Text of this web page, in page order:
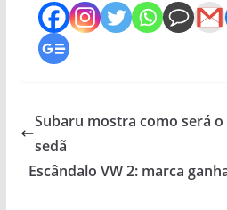
Subaru mostra como será
sedã
Escândalo VW 2: marca